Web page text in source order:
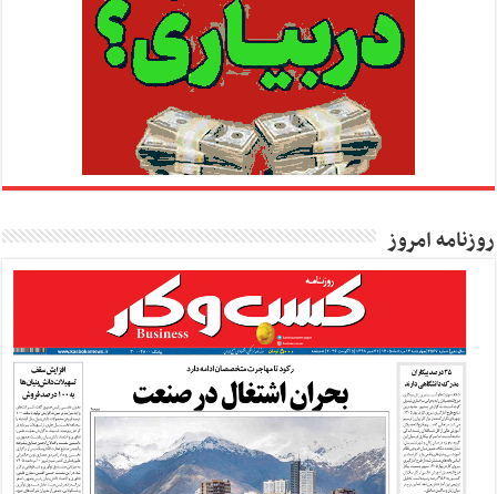
روزنامه امروز